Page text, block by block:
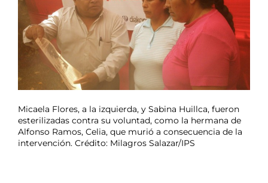
Micaela Flores, a la izquierda, y Sabina Huillca, fueron
esterilizadas contra su voluntad, como la hermana de
Alfonso Ramos, Celia, que murió a consecuencia de la
intervención. Crédito: Milagros Salazar/IPS